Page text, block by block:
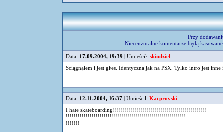
Przy
Niecenzuralne komentarze będą
Data: 17.09.2004, 19:39 | Umieścił: skindziel
Sciągnąłem i jest gites. Identyczna jak na PSX. Tylko intro jest
Data: 12.11.2004, 16:37 | Umieścił: Kacprovski
I hate skateboarding!!!!!!!!!!!!!!!!!!!!!!!!!!!!!!!!!!!!!!!!!!!!!!!
!!!!!!!!!!!!!!!!!!!!!!!!!!!!!!!!!!!!!!!!!!!!!!!!!!!!!!!!!!!!
!!!!!!!